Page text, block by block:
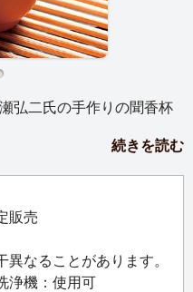
弘二氏の手作りの聞香杯
を楽しんでください。
。
す。
す。
。
続きを読む
販売
なることがあります。
浄機：使用可